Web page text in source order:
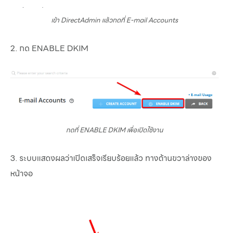
เข้า DirectAdmin แล้วกดที่ E-mail Accounts
2. กด ENABLE DKIM
กดที่ ENABLE DKIM เพื่อเปิดใช้งาน
3. ระบบแสดงผลว่าเปิดเสร็จเรียบร้อยแล้ว ทางด้านขวาล่างของ
หน้าจอ